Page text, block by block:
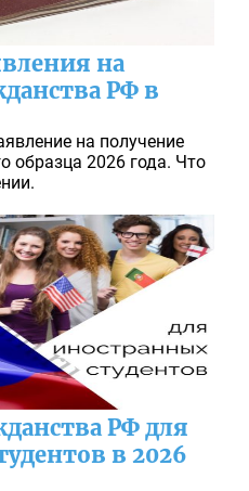
на
РФ в
на получение
образца 2026 года. Что
РФ для
в 2026